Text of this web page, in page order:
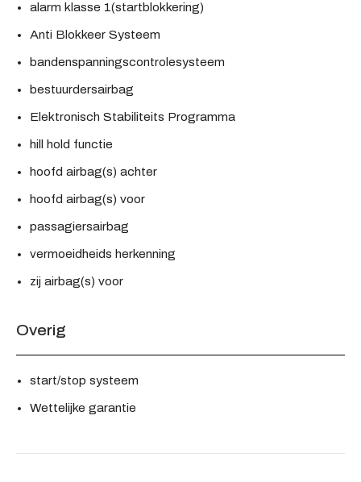
alarm klasse 1(startblokkering)
Anti Blokkeer Systeem
bandenspanningscontrolesysteem
bestuurdersairbag
Elektronisch Stabiliteits Programma
hill hold functie
hoofd airbag(s) achter
hoofd airbag(s) voor
passagiersairbag
vermoeidheids herkenning
zij airbag(s) voor
Overig
start/stop systeem
Wettelijke garantie